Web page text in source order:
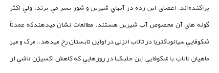
پراكنده‌اند. اعضای اين‌ رده‌ در آبهاي‌ شيرين‌ و شور بسر مي برند. ولي‌ اكثر
گونه‌ هاي‌ آن‌ مخصوص‌ آب‌ شيرين‌ هستند. مطالعات نشان می­دهندکه عمدتاً
شكوفايي سیانوباکتریا در تالاب انزلی در اوايل تابستان رخ میدهد.. مرگ و مير
ماهيان تالاب با شكوفايي این جلبکها در روزهايي كه كاهش اكسيژن ناشي از